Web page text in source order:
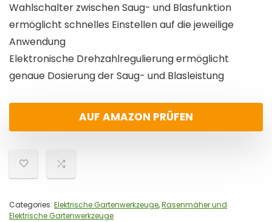
Wahlschalter zwischen Saug- und Blasfunktion
ermöglicht schnelles Einstellen auf die jeweilige
Anwendung
Elektronische Drehzahlregulierung ermöglicht
genaue Dosierung der Saug- und Blasleistung
AUF AMAZON PRÜFEN
Categories: Elektrische Gartenwerkzeuge,Rasenmäher und
Elektrische Gartenwerkzeuge